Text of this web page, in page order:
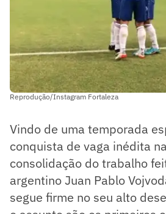
Reprodução/Instagram Fortaleza
Vindo de uma temporada
conquista de vaga inédita
consolidação do trabalho
argentino Juan Pablo
segue firme no seu alto